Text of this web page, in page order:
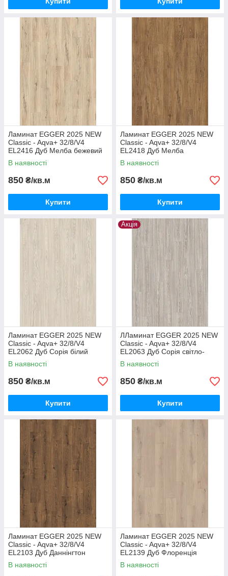
Ламинат EGGER 2025 NEW
Classic - Aqva+ 32/8/V4
EL2416 Дуб Мелба бежевий
В наявності
850 ₴/кв.м
Купити
Ламинат EGGER 2025 NEW
Classic - Aqva+ 32/8/V4
EL2418 Дуб Мелба
коричневий
В наявності
850 ₴/кв.м
Купити
Ламинат EGGER 2025 NEW
Classic - Aqva+ 32/8/V4
EL2062 Дуб Сорія білий
В наявності
850 ₴/кв.м
Купити
Акція
ЛЛаминат EGGER 2025 NEW
Classic - Aqva+ 32/8/V4
EL2063 Дуб Сорія світло-
сірий
В наявності
850 ₴/кв.м
Купити
Ламинат EGGER 2025 NEW
Classic - Aqva+ 32/8/V4
EL2103 Дуб Даннінгтон
темний
В наявності
Ламинат EGGER 2025 NEW
Classic - Aqva+ 32/8/V4
EL2139 Дуб Флоренція
В наявності